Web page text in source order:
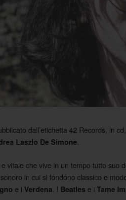
dall’etichetta 42 Records, in
Laszlo De Simone
vitale che vive in un tempo tutto suo
in cui si fondono classico e
e i Verdena . I Beatles e i Tame